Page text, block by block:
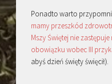
Ponadto warto
mamy przeszkód
Mszy Świętej nie
obowiązku wobec III
abyś dzień święty święcił).